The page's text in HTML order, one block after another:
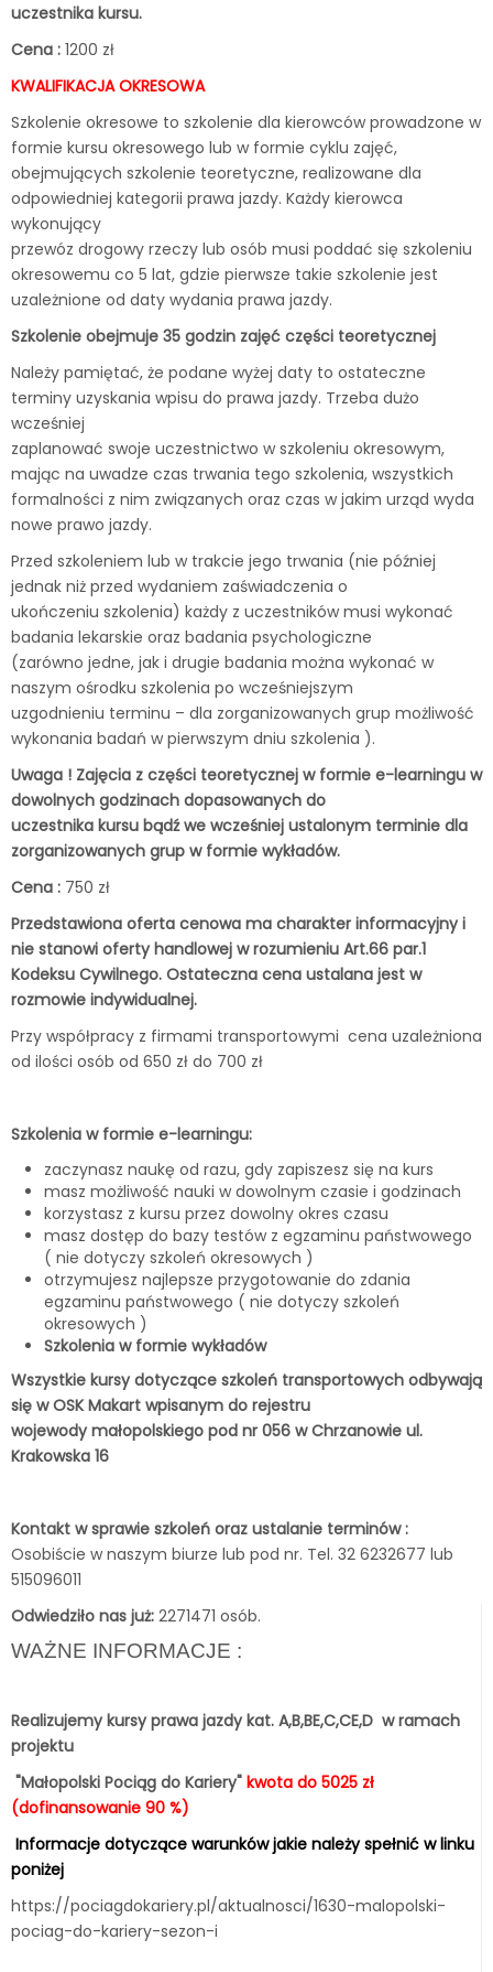
uczestnika kursu.
Cena : 1200 zł
KWALIFIKACJA OKRESOWA
Szkolenie okresowe to szkolenie dla kierowców prowadzone w
formie kursu okresowego lub w formie cyklu zajęć,
obejmujących szkolenie teoretyczne, realizowane dla
odpowiedniej kategorii prawa jazdy. Każdy kierowca
wykonujący
przewóz drogowy rzeczy lub osób musi poddać się szkoleniu
okresowemu co 5 lat, gdzie pierwsze takie szkolenie jest
uzależnione od daty wydania prawa jazdy.
Szkolenie obejmuje 35 godzin zajęć części teoretycznej
Należy pamiętać, że podane wyżej daty to ostateczne
terminy uzyskania wpisu do prawa jazdy. Trzeba dużo
wcześniej
zaplanować swoje uczestnictwo w szkoleniu okresowym,
mając na uwadze czas trwania tego szkolenia, wszystkich
formalności z nim związanych oraz czas w jakim urząd wyda
nowe prawo jazdy.
Przed szkoleniem lub w trakcie jego trwania (nie później
jednak niż przed wydaniem zaświadczenia o
ukończeniu szkolenia) każdy z uczestników musi wykonać
badania lekarskie oraz badania psychologiczne
(zarówno jedne, jak i drugie badania można wykonać w
naszym ośrodku szkolenia po wcześniejszym
uzgodnieniu terminu – dla zorganizowanych grup możliwość
wykonania badań w pierwszym dniu szkolenia ).
Uwaga ! Zajęcia z części teoretycznej w formie e-learningu w
dowolnych godzinach dopasowanych do
uczestnika kursu bądź we wcześniej ustalonym terminie dla
zorganizowanych grup w formie wykładów.
Cena : 750 zł
Przedstawiona oferta cenowa ma charakter informacyjny i
nie stanowi oferty handlowej w rozumieniu Art.66 par.1
Kodeksu Cywilnego. Ostateczna cena ustalana jest w
rozmowie indywidualnej.
Przy współpracy z firmami transportowymi cena uzależniona
od ilości osób od 650 zł do 700 zł
Szkolenia w formie e-learningu:
zaczynasz naukę od razu, gdy zapiszesz się na kurs
masz możliwość nauki w dowolnym czasie i godzinach
korzystasz z kursu przez dowolny okres czasu
masz dostęp do bazy testów z egzaminu państwowego
( nie dotyczy szkoleń okresowych )
otrzymujesz najlepsze przygotowanie do zdania
egzaminu państwowego ( nie dotyczy szkoleń
okresowych )
Szkolenia w formie wykładów
Wszystkie kursy dotyczące szkoleń transportowych odbywają
się w OSK Makart wpisanym do rejestru
wojewody małopolskiego pod nr 056 w Chrzanowie ul.
Krakowska 16
Kontakt w sprawie szkoleń oraz ustalanie terminów :
Osobiście w naszym biurze lub pod nr. Tel. 32 6232677 lub
515096011
Odwiedziło nas już: 2271471 osób.
WAŻNE INFORMACJE :
Realizujemy kursy prawa jazdy kat. A,B,BE,C,CE,D w ramach
projektu
"Małopolski Pociąg do Kariery" kwota do 5025 zł
(dofinansowanie 90 %)
Informacje dotyczące warunków jakie należy spełnić w linku
poniżej
https://pociagdokariery.pl/aktualnosci/1630-malopolski-
pociag-do-kariery-sezon-i